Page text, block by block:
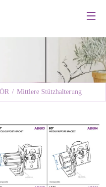
/ Mittlere Stützhalterung